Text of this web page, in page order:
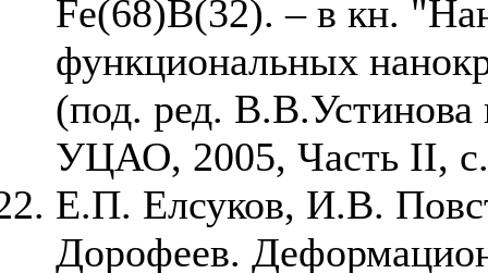
Fe(68)B(32). – в кн.
функциональных
(под. ред.
УЦАО, 2005, Часть II,
Е.П. Елсуков, И.В.
Дорофеев.